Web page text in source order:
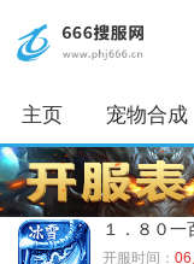
主页 宠物合成
１．８０一
开服时间： 06